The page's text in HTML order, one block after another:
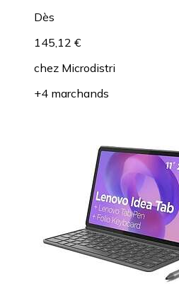
Dès
145,12 €
chez Microdistri
+4 marchands